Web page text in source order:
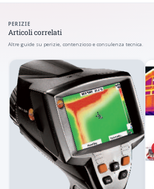
PERIZIE
Articoli correlati
Altre guide su perizie, contenzioso e consulenza tecnica.